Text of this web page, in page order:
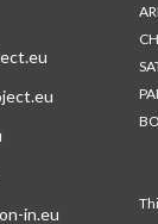
in.eu